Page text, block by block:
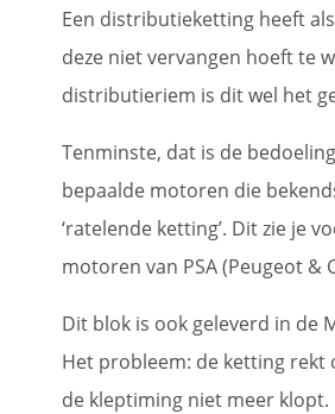
Een distributieketting heeft
deze niet vervangen hoeft te
distributieriem is dit wel het
Tenminste, dat is de
bepaalde motoren die
‘ratelende ketting’. Dit zie je
motoren van PSA (Peugeot &
Dit blok is ook geleverd in de
Het probleem: de ketting rekt
de kleptiming niet meer klopt.